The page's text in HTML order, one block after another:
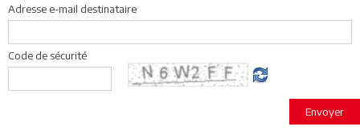
Adresse e-mail destinataire
Code de sécurité
Envoyer